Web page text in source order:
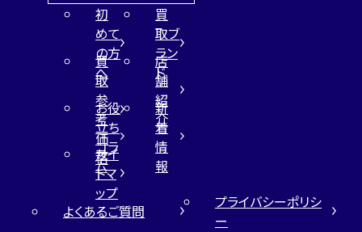
初
めて
の方
へ
買
取ブ
ラン
ド
買
取
参
考
価
格
店
舗
紹
介
お役
立ち
コラ
ム
新
着
情
報
サイ
トマ
ップ
よくあるご質問
プライバシーポリシ
ー